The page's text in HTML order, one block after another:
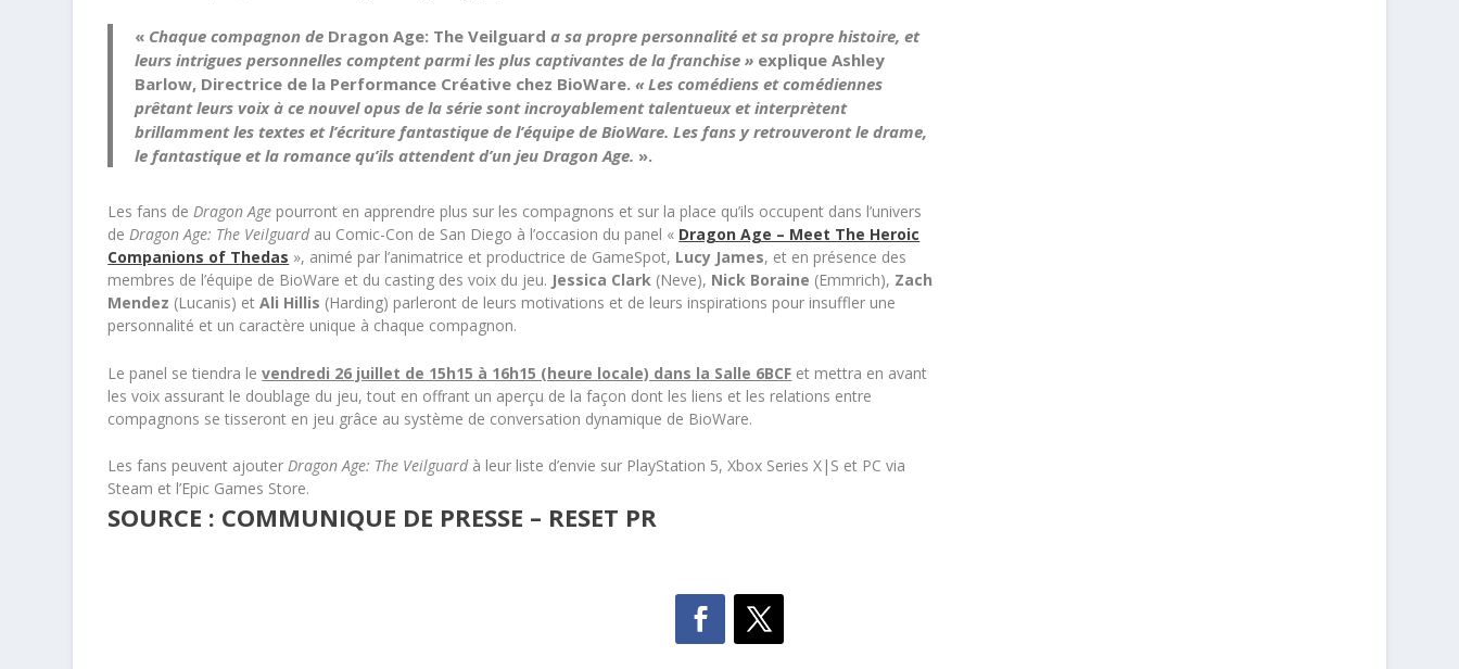
« Chaque compagnon de Dragon Age: The Veilguard a sa propre personnalité et sa propre histoire, et
leurs intrigues personnelles comptent parmi les plus captivantes de la franchise » explique Ashley
Barlow, Directrice de la Performance Créative chez BioWare. « Les comédiens et comédiennes
prêtant leurs voix à ce nouvel opus de la série sont incroyablement talentueux et interprètent
brillamment les textes et l’écriture fantastique de l’équipe de BioWare. Les fans y retrouveront le drame,
le fantastique et la romance qu’ils attendent d’un jeu Dragon Age. ».
Les fans de Dragon Age pourront en apprendre plus sur les compagnons et sur la place qu’ils occupent dans l’univers
deDragon Age: The Veilguard au Comic-Con de San Diego à l’occasion du panel « Dragon Age – Meet The Heroic
Companions of Thedas », animé par l’animatrice et productrice de GameSpot, Lucy James, et en présence des
membres de l’équipe de BioWare et du casting des voix du jeu. Jessica Clark (Neve), Nick Boraine (Emmrich), Zach
Mendez (Lucanis) etAli Hillis (Harding) parleront de leurs motivations et de leurs inspirations pour insuffler une
personnalité et un caractère unique à chaque compagnon.
Le panel se tiendra levendredi 26 juillet de 15h15 à 16h15 (heure locale) dans la Salle 6BCF et mettra en avant
les voix assurant le doublage du jeu, tout en offrant un aperçu de la façon dont les liens et les relations entre
compagnons se tisseront en jeu grâce au système de conversation dynamique de BioWare.
Les fans peuvent ajouterDragon Age: The Veilguard à leur liste d’envie sur PlayStation 5, Xbox Series X|S et PC via
Steam et l’Epic Games Store.
SOURCE : COMMUNIQUE DE PRESSE – RESET PR